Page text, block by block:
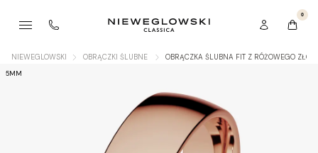
0
NIEWEGLOWSKI OBRĄCZKI ŚLUBNE OBRĄCZKA ŚLUBNA FIT Z RÓŻOWEGO
5MM